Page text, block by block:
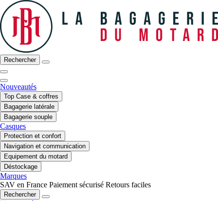
Rechercher
Nouveautés
Top Case & coffres
Bagagerie latérale
Bagagerie souple
Casques
Protection et confort
Navigation et communication
Equipement du motard
Déstockage
Marques
SAV en France Paiement sécurisé Retours faciles
Rechercher